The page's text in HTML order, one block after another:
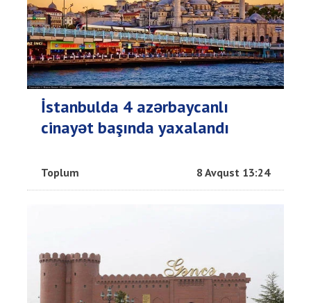
İstanbulda 4 azərbaycanlı
cinayət başında yaxalandı
Toplum 8 Avqust 13:24